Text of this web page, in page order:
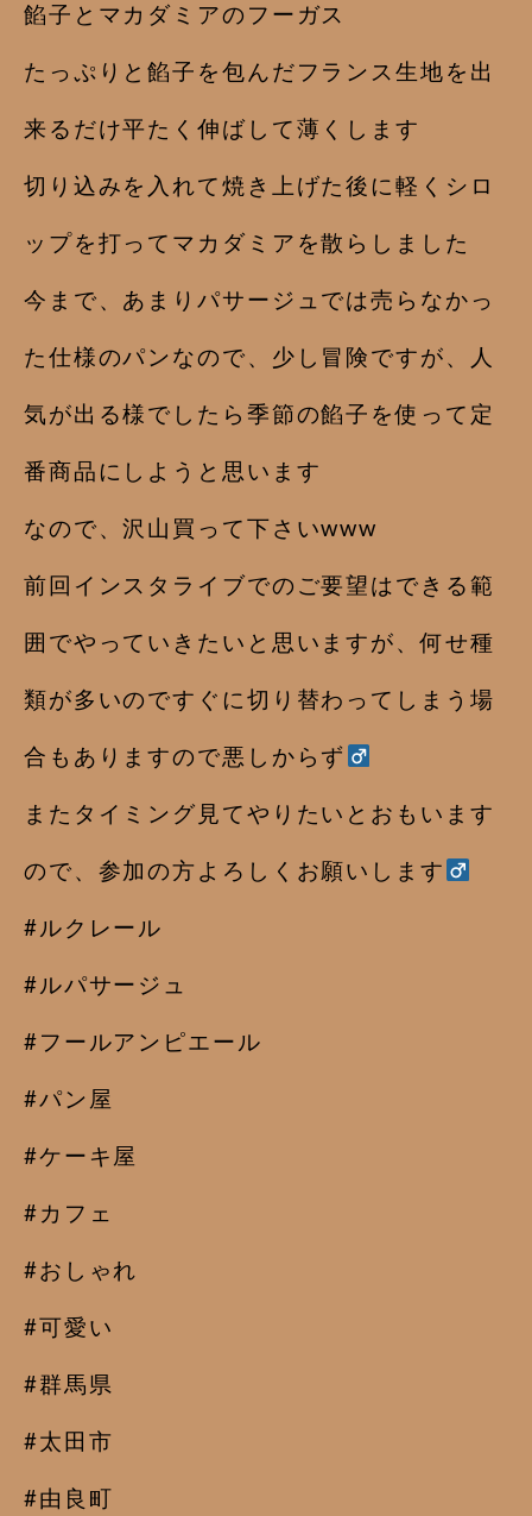
餡子とマカダミアのフーガス
たっぷりと餡子を包んだフランス生地を出
来るだけ平たく伸ばして薄くします
切り込みを入れて焼き上げた後に軽くシロ
ップを打ってマカダミアを散らしました
今まで、あまりパサージュでは売らなかっ
た仕様のパンなので、少し冒険ですが、人
気が出る様でしたら季節の餡子を使って定
番商品にしようと思います
なので、沢山買って下さいwww
前回インスタライブでのご要望はできる範
囲でやっていきたいと思いますが、何せ種
類が多いのですぐに切り替わってしまう場
合もありますので悪しからず‍
またタイミング見てやりたいとおもいます
ので、参加の方よろしくお願いします‍
#ルクレール
#ルパサージュ
#フールアンピエール
#パン屋
#ケーキ屋
#カフェ
#おしゃれ
#可愛い
#群馬県
#太田市
#由良町